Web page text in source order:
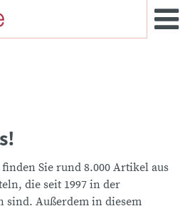
Sie rund 8.000 Artikel aus
die seit 1997 in der
sind. Außerdem in diesem